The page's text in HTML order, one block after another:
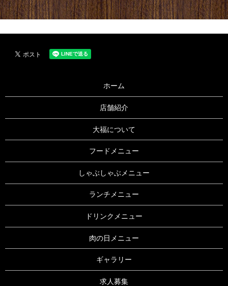
ホーム
店舗紹介
大福について
フードメニュー
しゃぶしゃぶメニュー
ランチメニュー
ドリンクメニュー
肉の日メニュー
ギャラリー
求人募集